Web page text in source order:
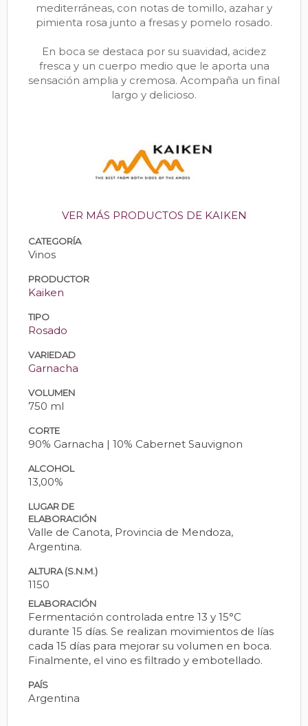
mediterráneas, con notas de tomillo, azahar y
pimienta rosa junto a fresas y pomelo rosado.
En boca se destaca por su suavidad, acidez
fresca y un cuerpo medio que le aporta una
sensación amplia y cremosa. Acompaña un final
largo y delicioso.
VER MÁS PRODUCTOS DE KAIKEN
CATEGORÍA
Vinos
PRODUCTOR
Kaiken
TIPO
Rosado
VARIEDAD
Garnacha
VOLUMEN
750 ml
CORTE
90% Garnacha | 10% Cabernet Sauvignon
ALCOHOL
13,00%
LUGAR DE
ELABORACIÓN
Valle de Canota, Provincia de Mendoza,
Argentina.
ALTURA (S.N.M.)
1150
ELABORACIÓN
Fermentación controlada entre 13 y 15°C
durante 15 días. Se realizan movimientos de lías
cada 15 días para mejorar su volumen en boca.
Finalmente, el vino es filtrado y embotellado.
PAÍS
Argentina